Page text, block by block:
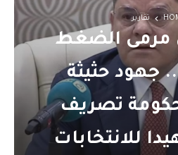
تقارير
مرمى الضغط
جهود حثيثة
تصريف
للانتخابات